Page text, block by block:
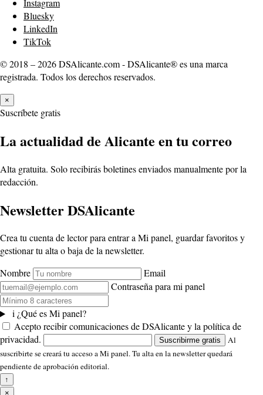
Instagram
Bluesky
LinkedIn
TikTok
© 2018 – 2026 DSAlicante.com - DSAlicante® es una marca
registrada. Todos los derechos reservados.
×
Suscríbete gratis
La actualidad de Alicante en tu correo
Alta gratuita. Solo recibirás boletines enviados manualmente por la
redacción.
Newsletter DSAlicante
Crea tu cuenta de lector para entrar a Mi panel, guardar favoritos y
gestionar tu alta o baja de la newsletter.
Nombre
Email
Contraseña para mi panel
i¿Qué es Mi panel?
Acepto recibir comunicaciones de DSAlicante y la política de
privacidad.
Suscribirme gratis
Al
suscribirte se creará tu acceso a Mi panel. Tu alta en la newsletter quedará
pendiente de aprobación editorial.
↑
×